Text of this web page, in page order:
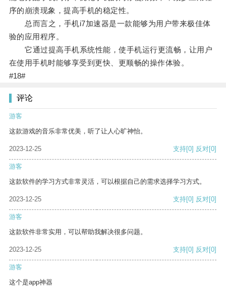
序的崩溃现象，提高手机的稳定性。
总而言之，手机i7加速器是一款能够为用户带来极佳体
验的应用程序。
它通过提高手机系统性能，使手机运行更流畅，让用户
在使用手机时能够享受到更快、更顺畅的操作体验。
#18#
评论
游客
这款游戏的音乐非常优美，听了让人心旷神怡。
2023-12-25 支持[0] 反对[0]
游客
这款软件的学习方式非常灵活，可以根据自己的需求选择学习方式。
2023-12-25 支持[0] 反对[0]
游客
这款软件非常实用，可以帮助我解决很多问题。
2023-12-25 支持[0] 反对[0]
游客
这个是app神器